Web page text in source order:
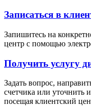
Записаться в
Запишитесь на
центр с помощью
Получить услугу
Задать вопрос,
счетчика или
посещая клиентский